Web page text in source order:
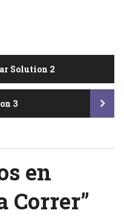
Solution 2
3
en
Correr”